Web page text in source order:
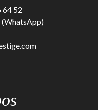
64 52
(WhatsApp)